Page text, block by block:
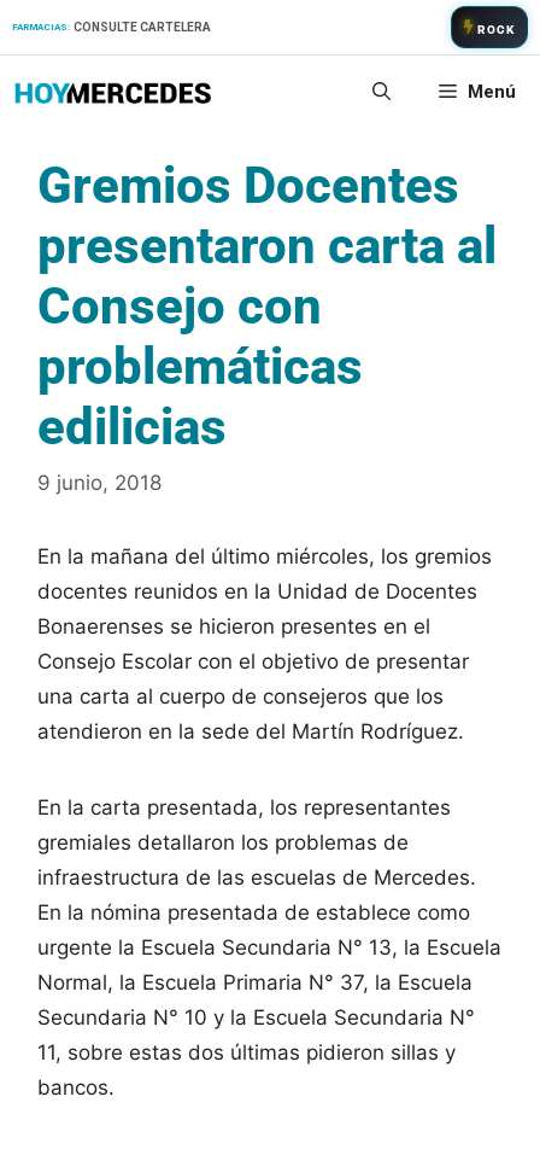
FARMACIAS: CONSULTE CARTELERA ROCK
Menú
Gremios Docentes
presentaron carta al
Consejo con
problemáticas
edilicias
9 junio, 2018
En la mañana del último miércoles, los gremios
docentes reunidos en la Unidad de Docentes
Bonaerenses se hicieron presentes en el
Consejo Escolar con el objetivo de presentar
una carta al cuerpo de consejeros que los
atendieron en la sede del Martín Rodríguez.
En la carta presentada, los representantes
gremiales detallaron los problemas de
infraestructura de las escuelas de Mercedes.
En la nómina presentada de establece como
urgente la Escuela Secundaria N° 13, la Escuela
Normal, la Escuela Primaria N° 37, la Escuela
Secundaria N° 10 y la Escuela Secundaria N°
11, sobre estas dos últimas pidieron sillas y
bancos.